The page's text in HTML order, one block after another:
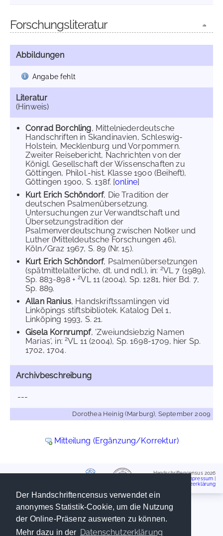
Der Handschriftencensus verwendet ein
anonymes Statistik-Cookie, um die Nutzung
der Online-Präsenz auswerten zu können.
Mehr dazu in der Datenschutzerklärung
Forschungsliteratur
Abbildungen
Angabe fehlt
Literatur
(Hinweis)
Conrad Borchling, Mittelniederdeutsche
Handschriften in Skandinavien, Schleswig-
Holstein, Mecklenburg und Vorpommern.
Zweiter Reisebericht, Nachrichten von der
Königl. Gesellschaft der Wissenschaften zu
Göttingen, Philol.-hist. Klasse 1900 (Beiheft),
Göttingen 1900, S. 138f. [online]
Kurt Erich Schöndorf, Die Tradition der
deutschen Psalmenübersetzung.
Untersuchungen zur Verwandtschaft und
Übersetzungstradition der
Psalmenverdeutschung zwischen Notker und
Luther (Mitteldeutsche Forschungen 46),
Köln/Graz 1967, S. 89 (Nr. 15).
Kurt Erich Schöndorf, Psalmenübersetzungen
(spätmittelalterliche, dt. und ndl.), in: 2VL 7 (1989),
Sp. 883-898 +2VL 11 (2004), Sp. 1281, hier Bd. 7,
Sp. 889.
Allan Ranius, Handskriftssamlingen vid
Linköpings stiftsbibliotek. Katalog Del 1,
Linköping 1993, S. 21.
Gisela Kornrumpf, 'Zweiundsiebzig Namen
Marias', in:2VL 11 (2004), Sp. 1698-1709, hier Sp.
1702, 1704.
Archivbeschreibung
---
Dorothea Heinig (Marburg), September 2009
Mitteilung (Ergänzung/Korrektur)
Handschriftencensus 2026
Impressum
Datenschutzerklärung